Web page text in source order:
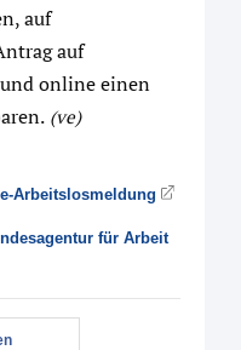
auf
auf
online einen
(ve)
Arbeitslosmeldung
für Arbeit